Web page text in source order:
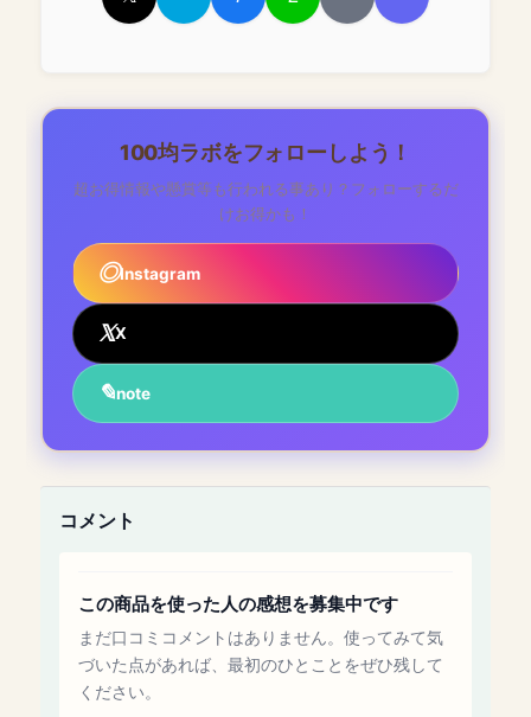
100均ラボをフォローしよう！
超お得情報や懸賞等も行われる事あり？フォローするだ
けお得かも！
Instagram
X
note
コメント
この商品を使った人の感想を募集中です
まだ口コミコメントはありません。使ってみて気
づいた点があれば、最初のひとことをぜひ残して
ください。